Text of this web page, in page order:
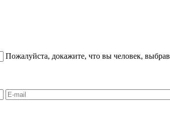
Пожалуйста, докажите, что вы человек, выбрав